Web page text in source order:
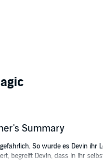
Summary
So wurde es Devin ihr
begreift Devin, dass in ihr